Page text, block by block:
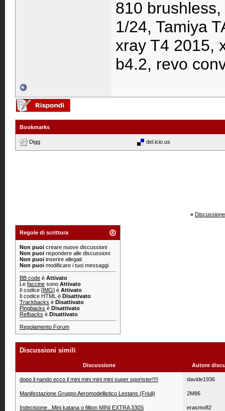
810
1/24, Tamiya
xray T4 2015,
b4.2, revo
Bookmarks
Digg del.icio.us
«
Regole di scrittura
Non puoi creare nuove discussioni
Non puoi rispondere alle discussioni
Non puoi inserire allegati
Non puoi modificare i tuoi messaggi
BB code è Attivato
Le faccine sono Attivato
Il codice [IMG] è Attivato
Il codice HTML è Disattivato
Trackbacks è Disattivato
Pingbacks è Disattivato
Refbacks è Disattivato
Regolamento Forum
Discussioni simili
Discussione Autore
dopo il nando ecco il mini mini mini mini super sportster!!!! davide1936
Manifestazione Gruppo Aeromodellistico Lestans (Friuli) 2M86
Indecisione ..Mini katana o filiton MINI EXTRA 330S erasmo82